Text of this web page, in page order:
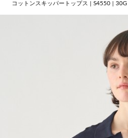
コットンスキッパートップス | S4550 | 30G